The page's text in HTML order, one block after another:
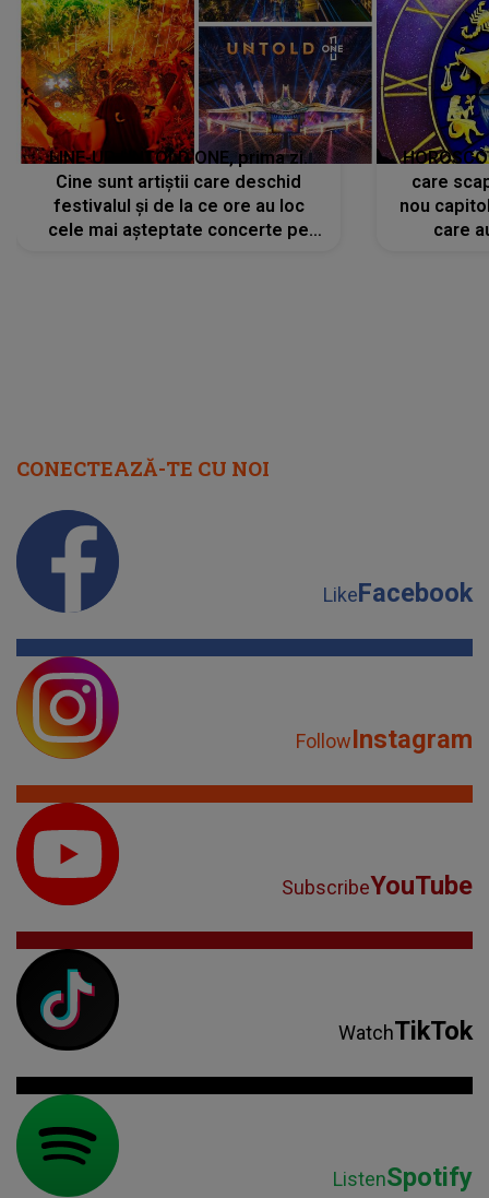
LINE-UP UNTOLD ONE, prima zi.
Cine sunt artiștii care deschid
festivalul și de la ce ore au loc
cele mai așteptate concerte pe
care
nou
care
CONECTEAZĂ-TE CU NOI
LikeFacebook
FollowInstagram
SubscribeYouTube
WatchTikTok
ListenSpotify